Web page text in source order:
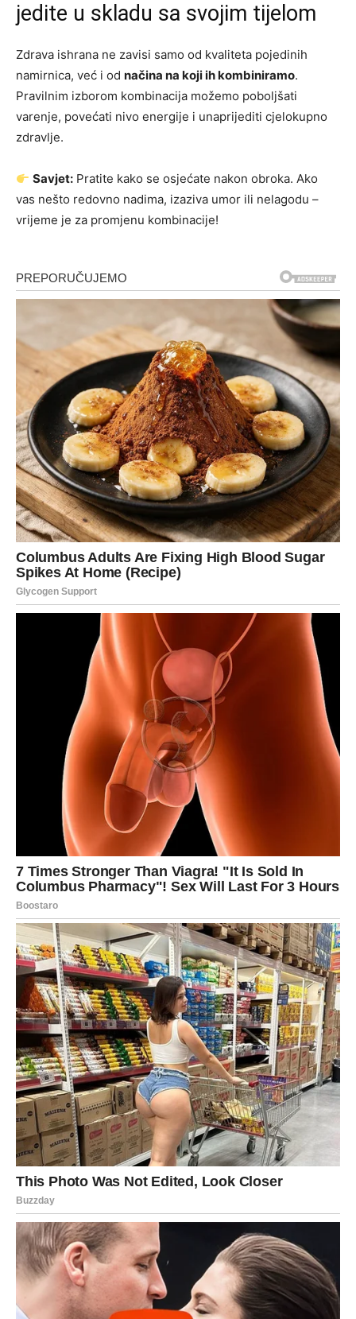
jedite u skladu sa svojim tijelom
Zdrava ishrana ne zavisi samo od kvaliteta pojedinih
namirnica, već i od načina na koji ih kombiniramo.
Pravilnim izborom kombinacija možemo poboljšati
varenje, povećati nivo energije i unaprijediti cjelokupno
zdravlje.
Savjet: Pratite kako se osjećate nakon obroka. Ako
vas nešto redovno nadima, izaziva umor ili nelagodu –
vrijeme je za promjenu kombinacije!